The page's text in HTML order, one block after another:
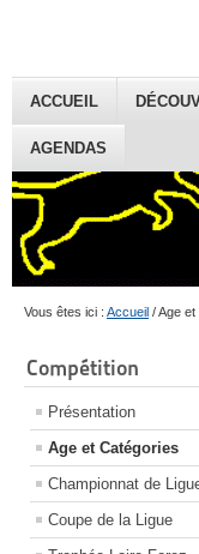
ACCUEIL
AGENDAS
Vous êtes ici : Accueil /Age et
Compétition
Présentation
Age et Catégories
Championnat de
Coupe de la Ligue